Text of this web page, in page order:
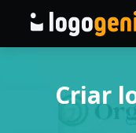
Gerador de
Criar